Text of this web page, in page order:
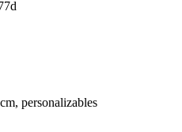
personalizables